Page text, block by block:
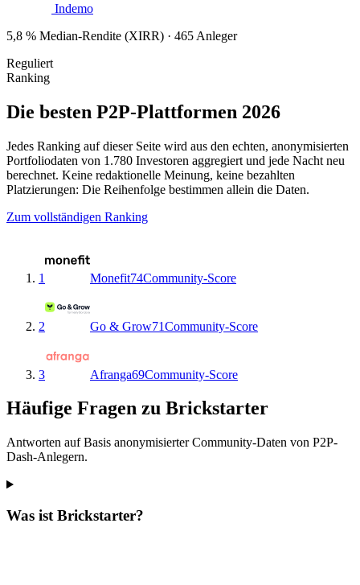
Indemo
5,8 % Median-Rendite (XIRR) · 465 Anleger
Reguliert
Ranking
Die besten P2P-Plattformen 2026
Jedes Ranking auf dieser Seite wird aus den echten, anonymisierten
Portfoliodaten von 1.780 Investoren aggregiert und jede Nacht neu
berechnet. Keine redaktionelle Meinung, keine bezahlten
Platzierungen: Die Reihenfolge bestimmen allein die Daten.
Zum vollständigen Ranking
1 Monefit74Community-Score
2 Go & Grow71Community-Score
3 Afranga69Community-Score
Häufige Fragen zu Brickstarter
Antworten auf Basis anonymisierter Community-Daten von P2P-
Dash-Anlegern.
Was ist Brickstarter?